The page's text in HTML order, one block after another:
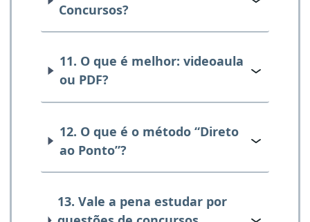
Concursos?
11. O que é melhor: videoaula
ou PDF?
12. O que é o método “Direto
ao Ponto”?
13. Vale a pena estudar por